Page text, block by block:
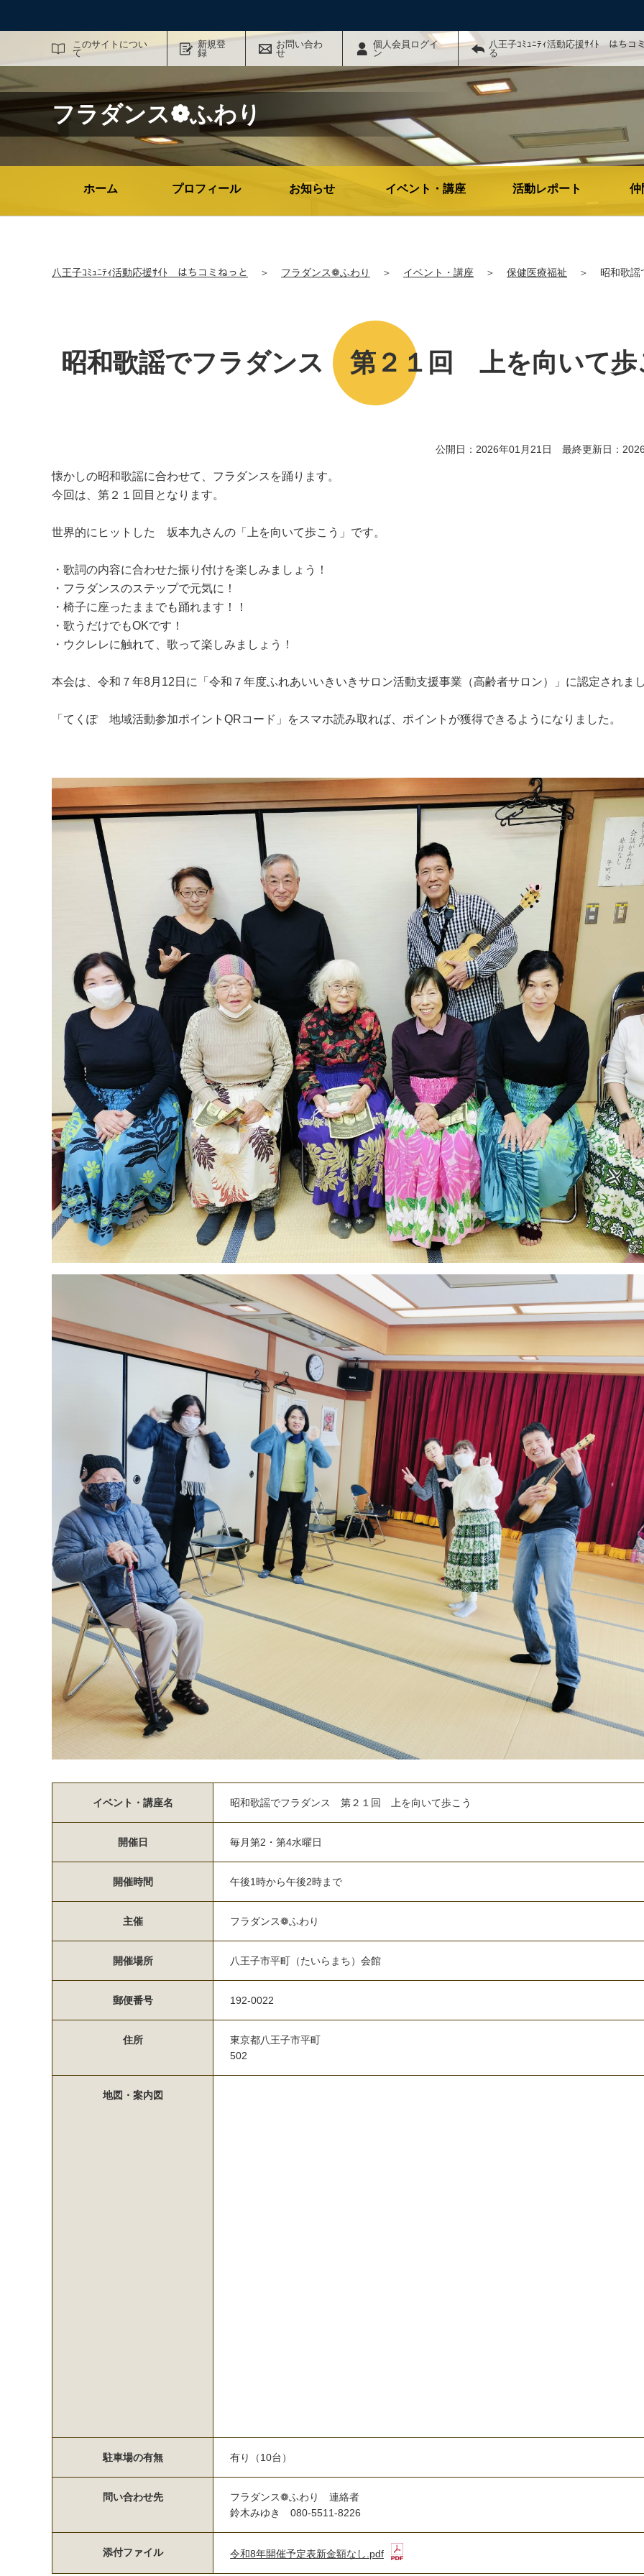
このサイトについ
て
新規登
録
お問い合わ
せ
個人会員ログイ
ン
八王子ｺﾐｭﾆﾃｨ活動応援ｻｲﾄ はちコ
る
サイト内検索
フラダンス❁ふわり
ホーム プロフィール お知らせ イベント・講座 活動レポート 仲
八王子ｺﾐｭﾆﾃｨ活動応援ｻｲﾄ はちコミねっと ＞ フラダンス❁ふわり ＞ イベント・講座 ＞ 保健医療福祉 ＞ 昭和歌
昭和歌謡でフラダンス 第２１回 上を向いて歩
公開日：2026年01月21日 最終更新日：
懐かしの昭和歌謡に合わせて、フラダンスを踊ります。
今回は、第２１回目となります。
世界的にヒットした 坂本九さんの「上を向いて歩こう」です。
・歌詞の内容に合わせた振り付けを楽しみましょう！
・フラダンスのステップで元気に！
・椅子に座ったままでも踊れます！！
・歌うだけでもOKです！
・ウクレレに触れて、歌って楽しみましょう！
本会は、令和７年8月12日に「令和７年度ふれあいいきいきサロン活動支援事業（高齢者サロン）」に認定されま
「てくぽ 地域活動参加ポイントQRコード」をスマホ読み取れば、ポイントが獲得できるようになりました。
イベント・講座名 昭和歌謡でフラダンス 第２１回 上を向いて歩こう
開催日 毎月第2・第4水曜日
開催時間 午後1時から午後2時まで
主催 フラダンス❁ふわり
開催場所 八王子市平町（たいらまち）会館
郵便番号 192-0022
住所
東京都八王子市平町
502
地図・案内図
駐車場の有無 有り（10台）
問い合わせ先
フラダンス❁ふわり 連絡者
鈴木みゆき 080-5511-8226
添付ファイル 令和8年開催予定表新金額なし.pdf